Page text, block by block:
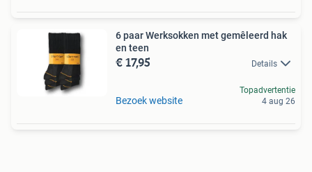
6 paar Werksokken met gemêleerd hak
en teen
€ 17,95 Details
Bezoek website
Topadvertentie
4 aug 26